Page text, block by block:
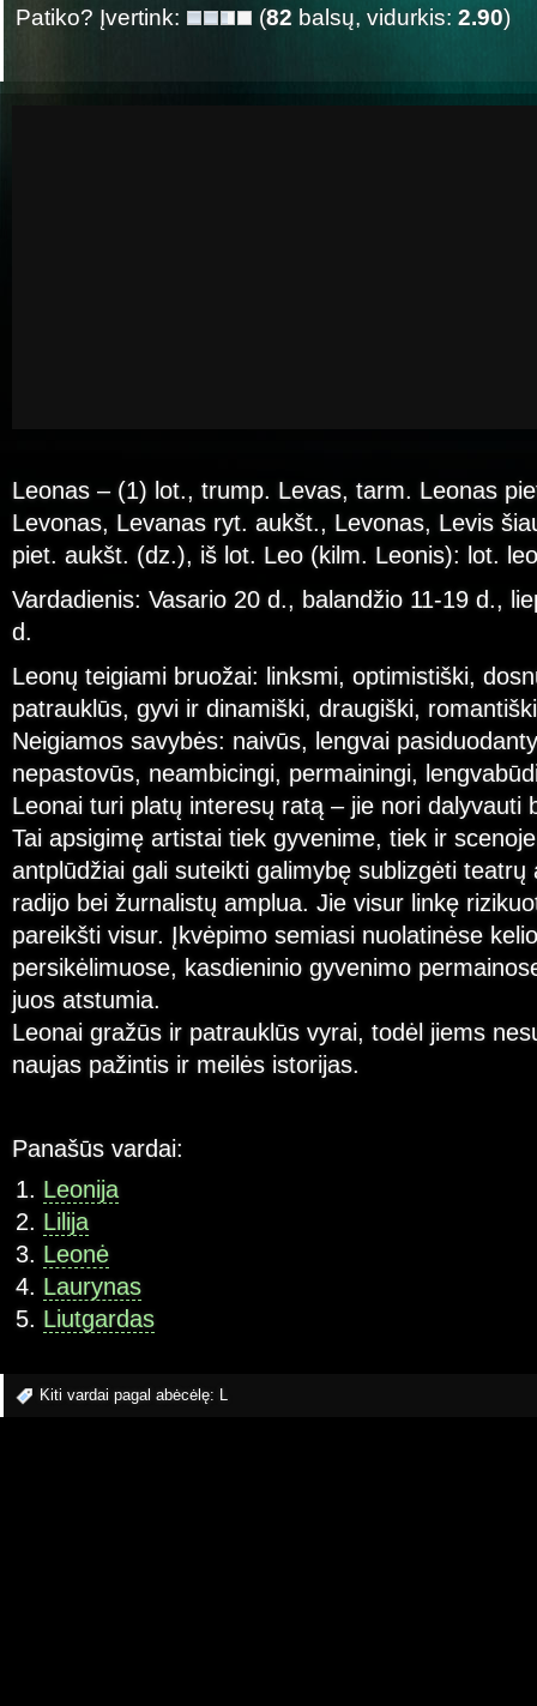
Patiko? Įvertink:
(82 balsų, vidurkis: 2.90)
Leonas – (1) lot., trump. Levas, tarm. Leonas
Levonas, Levanas ryt. aukšt., Levonas, Levis
piet. aukšt. (dz.), iš lot. Leo (kilm. Leonis): lot. leo
Vardadienis: Vasario 20 d., balandžio 11-19 d.,
d.
Leonų teigiami bruožai: linksmi, optimistiški,
patrauklūs, gyvi ir dinamiški, draugiški,
Neigiamos savybės: naivūs, lengvai
nepastovūs, neambicingi, permainingi,
Leonai turi platų interesų ratą – jie nori dalyvauti
Tai apsigimę artistai tiek gyvenime, tiek ir
antplūdžiai gali suteikti galimybę sublizgėti teatrų
radijo bei žurnalistų amplua. Jie visur linkę
pareikšti visur. Įkvėpimo semiasi nuolatinėse
persikėlimuose, kasdieninio gyvenimo
juos atstumia.
Leonai gražūs ir patrauklūs vyrai, todėl jiems
naujas pažintis ir meilės istorijas.
Panašūs vardai:
Leonija
Lilija
Leonė
Laurynas
Liutgardas
Kiti vardai pagal abėcėlę: L